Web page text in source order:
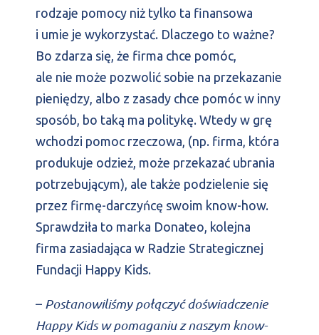
rodzaje pomocy niż tylko ta finansowa
i umie je wykorzystać. Dlaczego to ważne?
Bo zdarza się, że firma chce pomóc,
ale nie może pozwolić sobie na przekazanie
pieniędzy, albo z zasady chce pomóc w inny
sposób, bo taką ma politykę. Wtedy w grę
wchodzi pomoc rzeczowa, (np. firma, która
produkuje odzież, może przekazać ubrania
potrzebującym), ale także podzielenie się
przez firmę-darczyńcę swoim know-how.
Sprawdziła to marka Donateo, kolejna
firma zasiadająca w Radzie Strategicznej
Fundacji Happy Kids.
– Postanowiliśmy połączyć doświadczenie
Happy Kids w pomaganiu z naszym know-